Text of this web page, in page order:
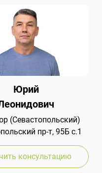
Юрий
(Севастопольский)
пр-т, 95Б с.1
консультацию